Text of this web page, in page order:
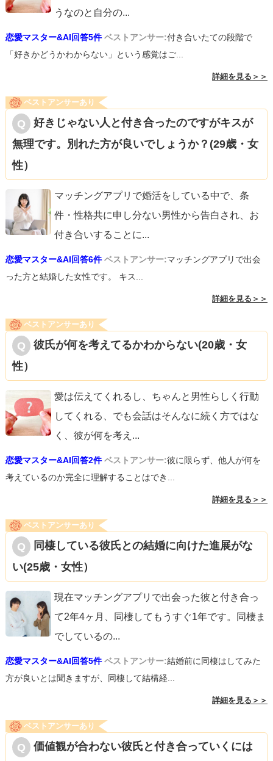
うなのと自分の...
恋愛マスター&AI回答5件 ベストアンサー:付き合いたての段階で
「好きかどうかわからない」という感覚はご...
詳細を見る＞＞
ベストアンサーあり
好きじゃない人と付き合ったのですがキスが
無理です。別れた方が良いでしょうか？(29歳・女
性）
マッチングアプリで婚活をしている中で、条
件・性格共に申し分ない男性から告白され、お
付き合いすることに...
恋愛マスター&AI回答6件 ベストアンサー:マッチングアプリで出会
った方と結婚した女性です。 キス...
詳細を見る＞＞
ベストアンサーあり
彼氏が何を考えてるかわからない(20歳・女
性）
愛は伝えてくれるし、ちゃんと男性らしく行動
してくれる、でも会話はそんなに続く方ではな
く、彼が何を考え ...
恋愛マスター&AI回答2件 ベストアンサー:彼に限らず、他人が何を
考えているのか完全に理解することはでき...
詳細を見る＞＞
ベストアンサーあり
同棲している彼氏との結婚に向けた進展がな
い(25歳・女性）
現在マッチングアプリで出会った彼と付き合っ
て2年4ヶ月、同棲してもうすぐ1年です。同棲ま
でしているの...
恋愛マスター&AI回答5件 ベストアンサー:結婚前に同棲はしてみた
方が良いとは聞きますが、同棲して結構経...
詳細を見る＞＞
ベストアンサーあり
価値観が合わない彼氏と付き合っていくには